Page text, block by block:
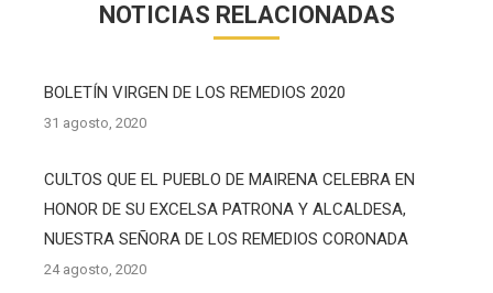
NOTICIAS RELACIONADAS
BOLETÍN VIRGEN DE LOS REMEDIOS 2020
31 agosto, 2020
CULTOS QUE EL PUEBLO DE MAIRENA CELEBRA EN
HONOR DE SU EXCELSA PATRONA Y ALCALDESA,
NUESTRA SEÑORA DE LOS REMEDIOS CORONADA
24 agosto, 2020